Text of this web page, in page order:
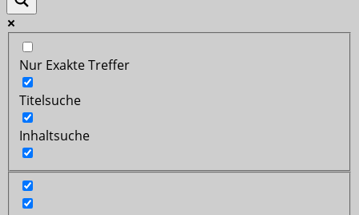
Nur Exakte Treffer
Titelsuche
Inhaltsuche